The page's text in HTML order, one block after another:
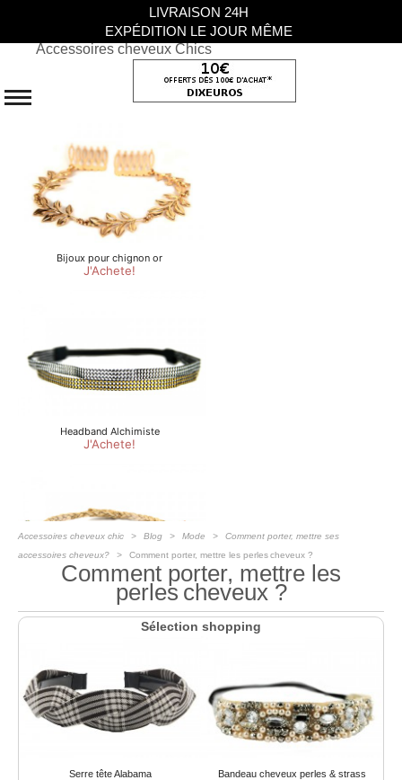
Accessoires cheveux Chics
Accessoires cheveux chic Blog Mode
Comment porter, mettre ses
accessoires cheveux?
Comment porter, mettre les perles cheveux ?
Comment porter, mettre les
perles cheveux ?
Sélection shopping
Serre tête Alabama
Bandeau cheveux perles & strass
LIVRAISON 24H
EXPÉDITION LE JOUR MÊME